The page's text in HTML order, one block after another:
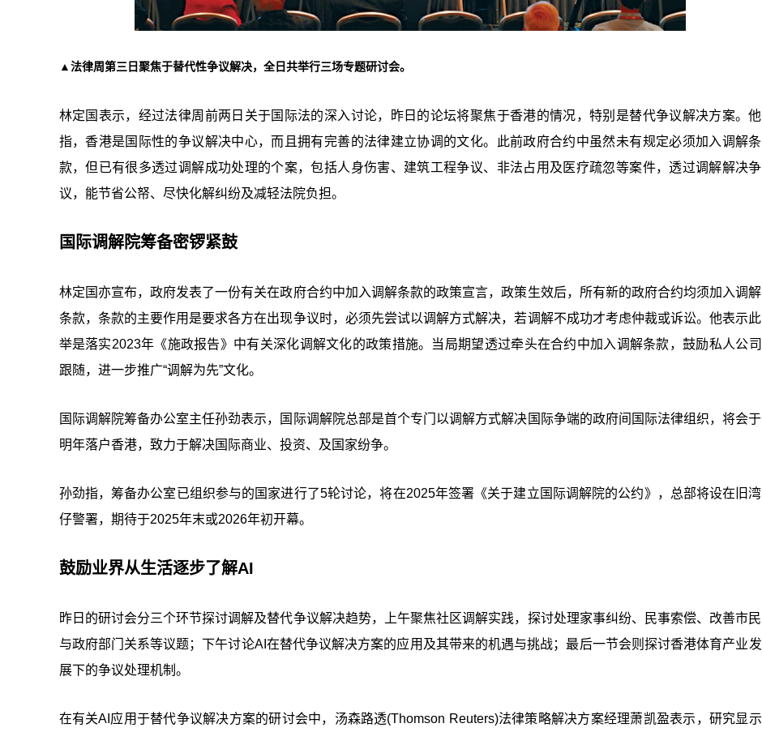
▲法律周第三日聚焦于替代性争议解决，全日共举行三场专题研讨会。
林定国表示，经过法律周前两日关于国际法的深入讨论，昨日的论坛将聚焦于香港的情况，特别是替代争议解决方案。他
指，香港是国际性的争议解决中心，而且拥有完善的法律建立协调的文化。此前政府合约中虽然未有规定必须加入调解条
款，但已有很多透过调解成功处理的个案，包括人身伤害、建筑工程争议、非法占用及医疗疏忽等案件，透过调解解决争
议，能节省公帑、尽快化解纠纷及减轻法院负担。
国际调解院筹备密锣紧鼓
林定国亦宣布，政府发表了一份有关在政府合约中加入调解条款的政策宣言，政策生效后，所有新的政府合约均须加入调解
条款，条款的主要作用是要求各方在出现争议时，必须先尝试以调解方式解决，若调解不成功才考虑仲裁或诉讼。他表示此
举是落实2023年《施政报告》中有关深化调解文化的政策措施。当局期望透过牵头在合约中加入调解条款，鼓励私人公司
跟随，进一步推广“调解为先”文化。
国际调解院筹备办公室主任孙劲表示，国际调解院总部是首个专门以调解方式解决国际争端的政府间国际法律组织，将会于
明年落户香港，致力于解决国际商业、投资、及国家纷争。
孙劲指，筹备办公室已组织参与的国家进行了5轮讨论，将在2025年签署《关于建立国际调解院的公约》，总部将设在旧湾
仔警署，期待于2025年末或2026年初开幕。
鼓励业界从生活逐步了解AI
昨日的研讨会分三个环节探讨调解及替代争议解决趋势，上午聚焦社区调解实践，探讨处理家事纠纷、民事索偿、改善市民
与政府部门关系等议题；下午讨论AI在替代争议解决方案的应用及其带来的机遇与挑战；最后一节会则探讨香港体育产业发
展下的争议处理机制。
在有关AI应用于替代争议解决方案的研讨会中，汤森路透(Thomson Reuters)法律策略解决方案经理萧凯盈表示，研究显示